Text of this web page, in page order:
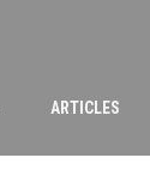
ARTICLES